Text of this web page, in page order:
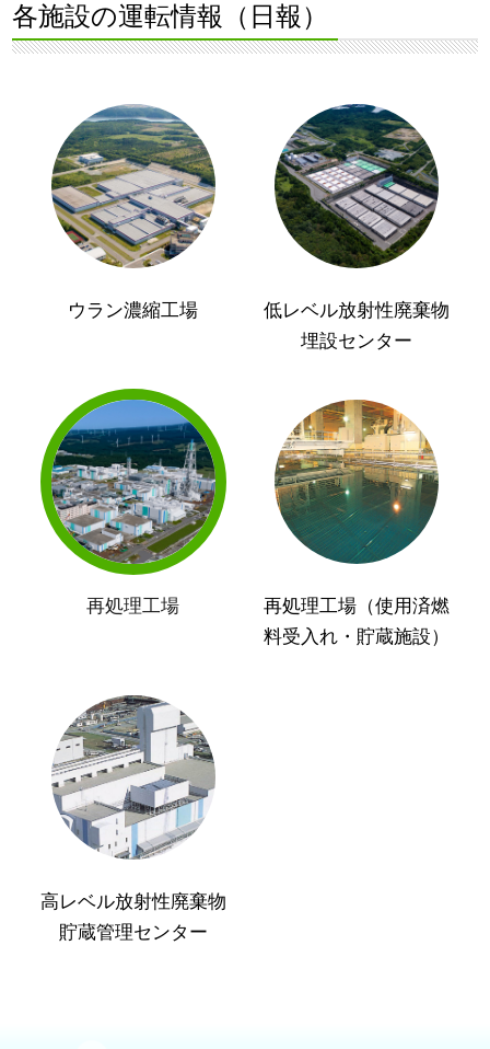
各施設の運転情報（日報）
ウラン濃縮工場
低レベル放射性廃棄物
埋設センター
再処理工場
再処理工場（使用済燃
料受入れ・貯蔵施設）
高レベル放射性廃棄物
貯蔵管理センター